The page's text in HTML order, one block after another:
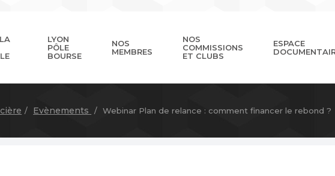
La gouvernance Les missions Le réseau des
LYON
PÔLE
BOURSE
Présentation Les RDV de LPB Le Forum
NOS
MEMBRES
Annuaire Devenir membre Club Cordélia
NOS
COMMISSIONS
ET CLUBS
ESPACE
Evènements Webinar Plan de relance : comment financer le rebond ?